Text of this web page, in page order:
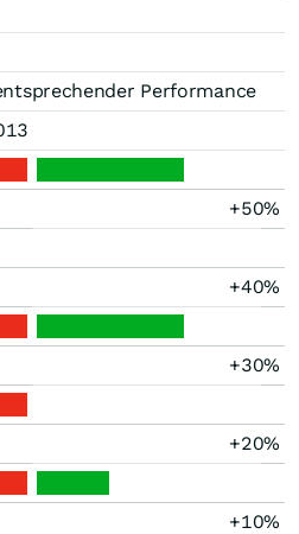
Performance
+50%
+40%
+30%
+20%
+10%